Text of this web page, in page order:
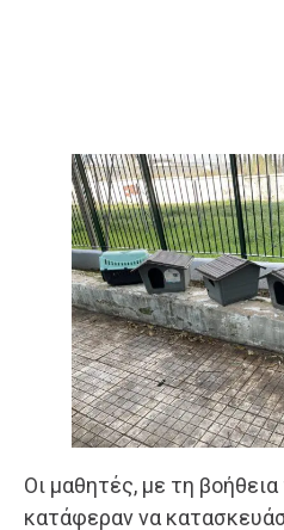
Οι μαθητές, με τη
κατάφεραν να